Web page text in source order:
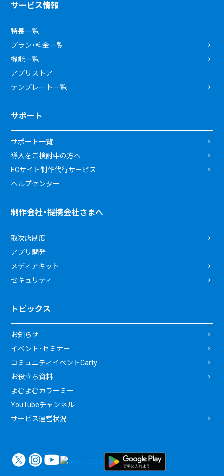
サービス情報
特長一覧
プラン・料金一覧
機能一覧
アプリストア
テンプレート一覧
サポート
サポート一覧
導入をご検討中の方へ
ECサイト制作代行サービス
ヘルプセンター
制作会社・提携会社さまへ
取次店制度
アプリ開発
メディアキット
セキュリティ
トピックス
お知らせ
イベント・セミナー
コミュニティイベントCarty
お役立ち資料
よむよむカラーミー
YouTubeチャンネル
サービス運営状況